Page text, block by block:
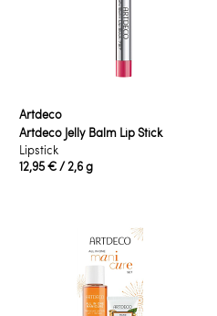
Artdeco
Artdeco Jelly Balm Lip Stick
Lipstick
12,95 €/ 2,6 g